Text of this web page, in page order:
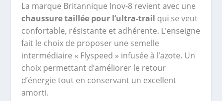
La marque Britannique Inov-8 revient avec une
chaussure taillée pour l’ultra-trail qui se veut
confortable, résistante et adhérente. L’enseigne
fait le choix de proposer une semelle
intermédiaire « Flyspeed » infusée à l’azote. Un
choix permettant d’améliorer le retour
d’énergie tout en conservant un excellent
amorti.